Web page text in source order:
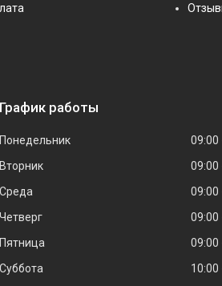
График работы
Понедельник 09:00
Вторник
09:00
Среда
09:00
Четверг
09:00
Пятница
09:00
Суббота
10:00